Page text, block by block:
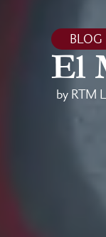
BLOG
El
by RTM